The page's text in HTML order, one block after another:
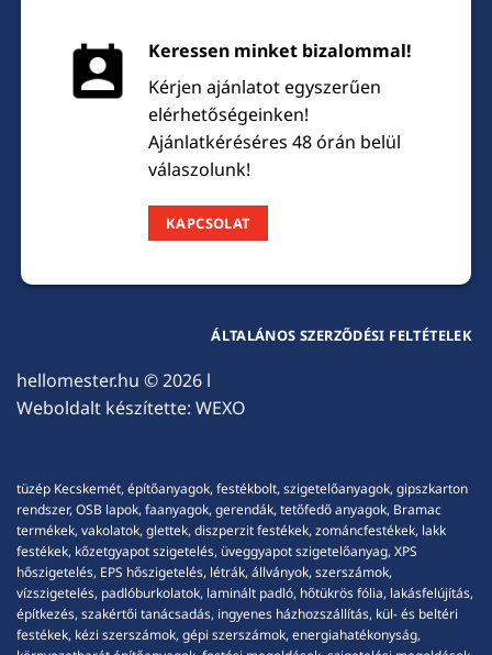
Keressen minket bizalommal!
Kérjen ajánlatot egyszerűen
elérhetőségeinken!
Ajánlatkéréséres 48 órán belül
válaszolunk!
KAPCSOLAT
hellomester.hu © 2026 l
Weboldalt készítette: WEXO
ÁLTALÁNOS SZERZŐDÉSI FELTÉTELEK
tüzép Kecskemét, építőanyagok, festékbolt, szigetelőanyagok, gipszkarton
rendszer, OSB lapok, faanyagok, gerendák, tetőfedő anyagok, Bramac
termékek, vakolatok, glettek, diszperzit festékek, zománcfestékek, lakk
festékek, kőzetgyapot szigetelés, üveggyapot szigetelőanyag, XPS
hőszigetelés, EPS hőszigetelés, létrák, állványok, szerszámok,
vízszigetelés, padlóburkolatok, laminált padló, hőtükrös fólia, lakásfelújítás,
építkezés, szakértői tanácsadás, ingyenes házhozszállítás, kül- és beltéri
festékek, kézi szerszámok, gépi szerszámok, energiahatékonyság,